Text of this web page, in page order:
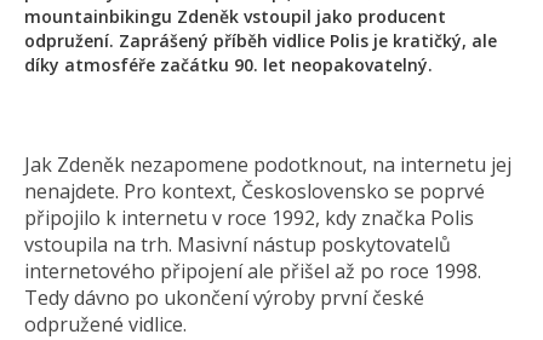
mountainbikingu Zdeněk vstoupil jako producent
odpružení. Zaprášený příběh vidlice Polis je kratičký, ale
díky atmosféře začátku 90. let neopakovatelný.
Jak Zdeněk nezapomene podotknout, na internetu jej
nenajdete. Pro kontext, Československo se poprvé
připojilo k internetu v roce 1992, kdy značka Polis
vstoupila na trh. Masivní nástup poskytovatelů
internetového připojení ale přišel až po roce 1998.
Tedy dávno po ukončení výroby první české
odpružené vidlice.